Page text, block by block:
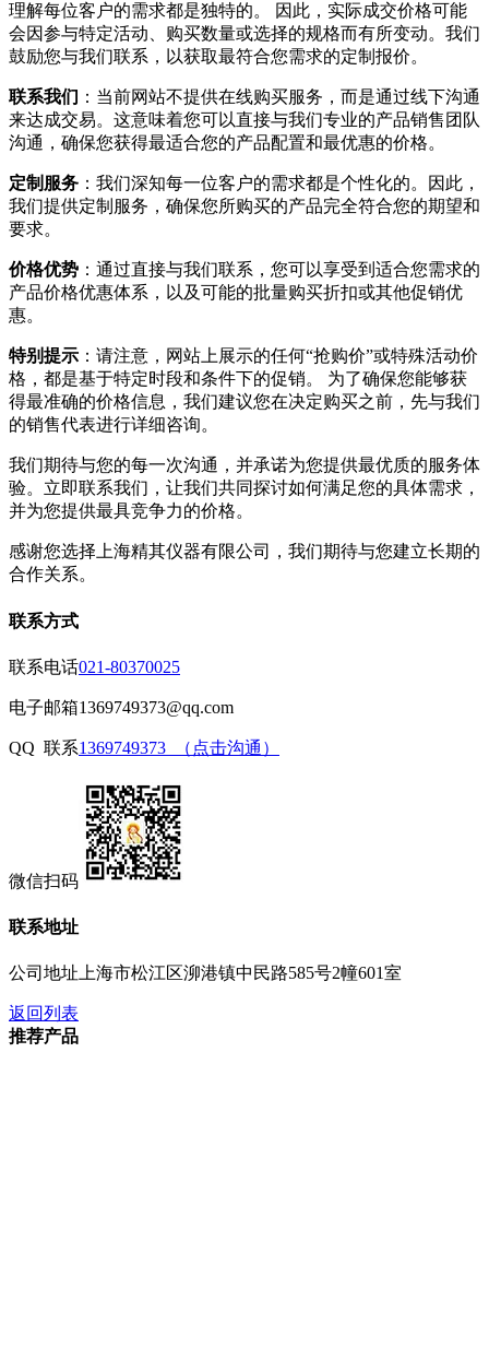
理解每位客户的需求都是独特的。 因此，实际成交价格可能
会因参与特定活动、购买数量或选择的规格而有所变动。我们
鼓励您与我们联系，以获取最符合您需求的定制报价。
联系我们 ：当前网站不提供在线购买服务，而是通过线下沟通
来达成交易。这意味着您可以直接与我们专业的产品销售团队
沟通，确保您获得最适合您的产品配置和最优惠的价格。
定制服务 ：我们深知每一位客户的需求都是个性化的。因此，
我们提供定制服务，确保您所购买的产品完全符合您的期望和
要求。
价格优势 ：通过直接与我们联系，您可以享受到适合您需求的
产品价格优惠体系，以及可能的批量购买折扣或其他促销优
惠。
特别提示 ：请注意，网站上展示的任何“抢购价”或特殊活动价
格，都是基于特定时段和条件下的促销。 为了确保您能够获
得最准确的价格信息，我们建议您在决定购买之前，先与我们
的销售代表进行详细咨询。
我们期待与您的每一次沟通，并承诺为您提供最优质的服务体
验。立即联系我们，让我们共同探讨如何满足您的具体需求，
并为您提供最具竞争力的价格。
感谢您选择上海精其仪器有限公司，我们期待与您建立长期的
合作关系。
联系方式
联系电话021-80370025
电子邮箱1369749373@qq.com
QQ 联系1369749373 （点击沟通）
微信扫码
联系地址
公司地址上海市松江区泖港镇中民路585号2幢601室
返回列表
推荐产品